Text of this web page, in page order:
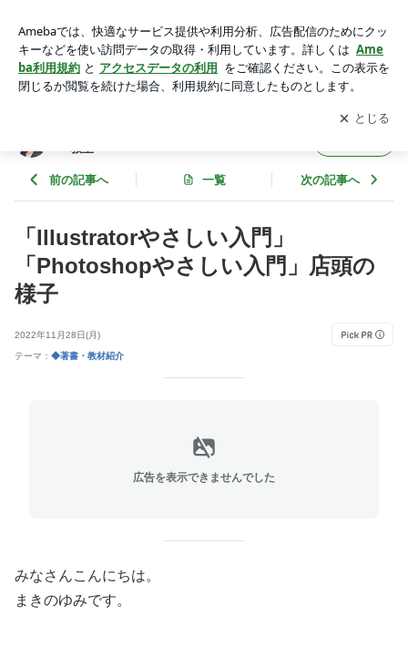
様子 | まきのゆみの Adobeデザインソフト マスター教室
アプリをダウンロードして ブログの更新通知
を受け取りまし
ょう。
開く
ー教室
前の記事へ 一覧 次の記事へ
「Illustratorやさしい入門」
「Photoshopやさしい入門」店頭の
様子
2022年11月28日(月)
テーマ： ◆著書・教材紹介
広告を表示できませんでした
みなさんこんにちは。
まきのゆみです。